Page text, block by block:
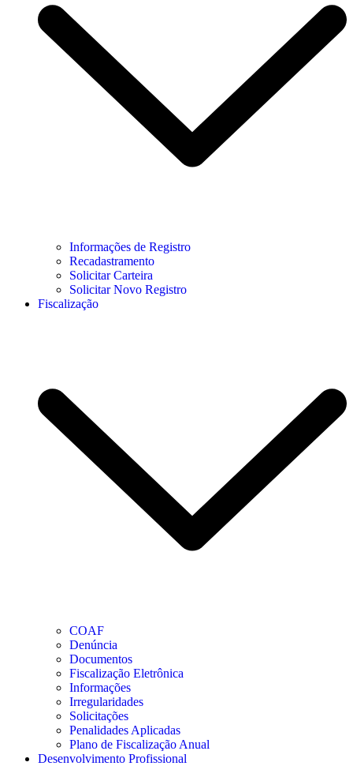
Informações de Registro
Recadastramento
Solicitar Carteira
Solicitar Novo Registro
Fiscalização
COAF
Denúncia
Documentos
Fiscalização Eletrônica
Informações
Irregularidades
Solicitações
Penalidades Aplicadas
Plano de Fiscalização Anual
Desenvolvimento Profissional